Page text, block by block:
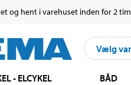
og hent i varehuset inden for 2
Vælg
- ELCYKEL BÅD